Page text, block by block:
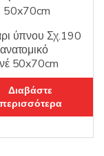
ύπνου Σχ.190
50x70cm
Διαβάστε
περισσότερα